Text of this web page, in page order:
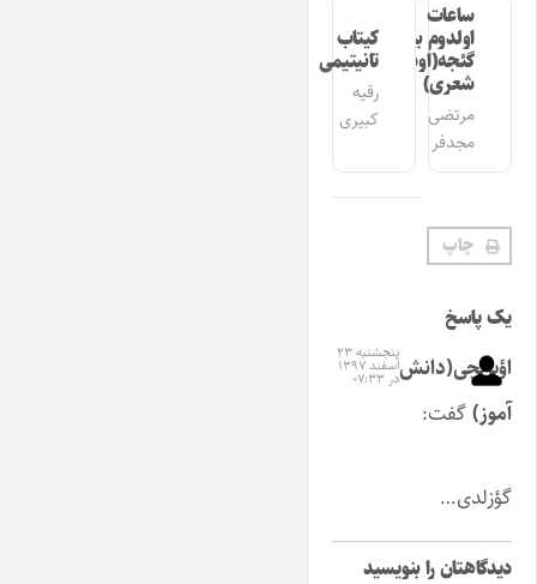
ساعات
اولدوم بیر
گئجه(اوشاق
شعری)
مرتضی
مجدفر
کیتاب
تانیتیمی
رقیه
کبیری
چاپ
یک پاسخ
اؤیرنجی(دانش
آموز)گفت:
پنجشنبه ۲۳
اسفند ۱۳۹۷
در ۰۷:۳۳
گؤزلدی…
دیدگاهتان را بنویسید